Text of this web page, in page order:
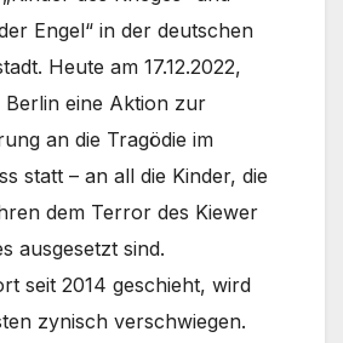
Engel“ in der deutschen
Heute am 17.12.2022,
Berlin eine Aktion zur
an die Tragödie im
statt – an all die Kinder, die
dem Terror des Kiewer
ausgesetzt sind.
seit 2014 geschieht, wird
zynisch verschwiegen.